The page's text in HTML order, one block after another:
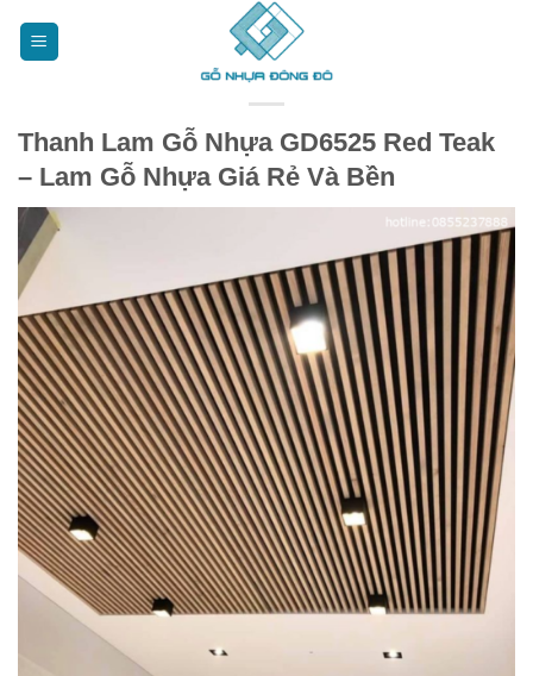
Thanh Lam Gỗ Nhựa GD6525 Red Teak
– Lam Gỗ Nhựa Giá Rẻ Và Bền